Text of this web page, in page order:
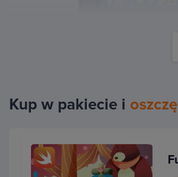
Nawigacja
Kurs zaczniemy od
Kup w pakiecie i